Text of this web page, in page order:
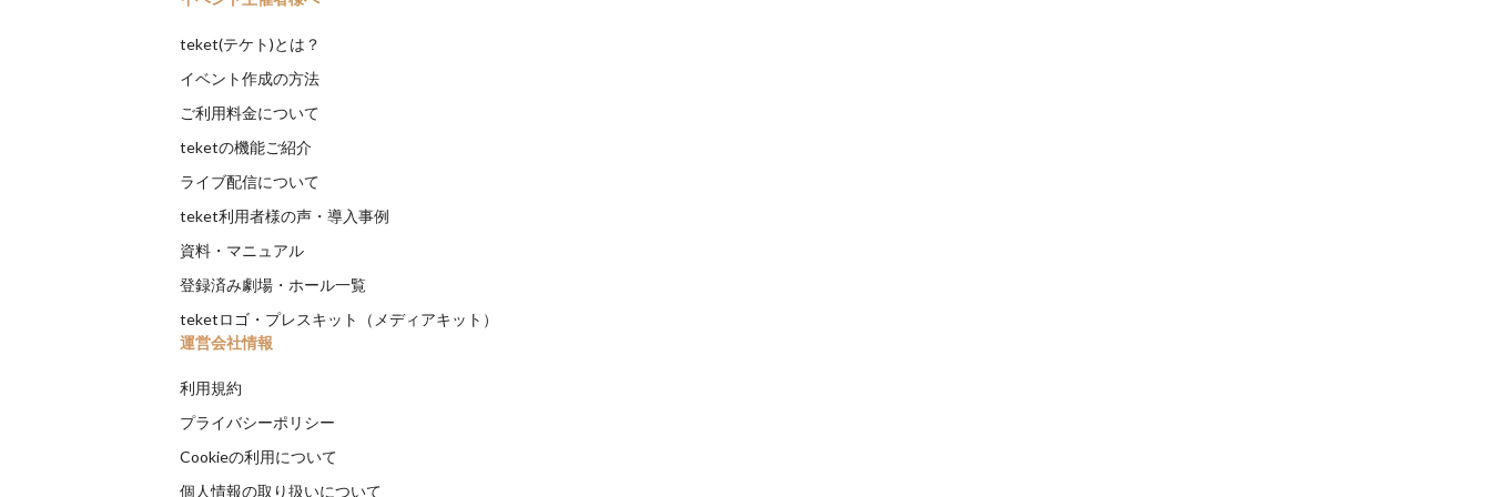
teket(テケト)とは？
イベント作成の方法
ご利用料金について
teketの機能ご紹介
ライブ配信について
teket利用者様の声・導入事例
資料・マニュアル
登録済み劇場・ホール一覧
teketロゴ・プレスキット（メディアキット）
運営会社情報
利用規約
プライバシーポリシー
Cookieの利用について
個人情報の取り扱いについて